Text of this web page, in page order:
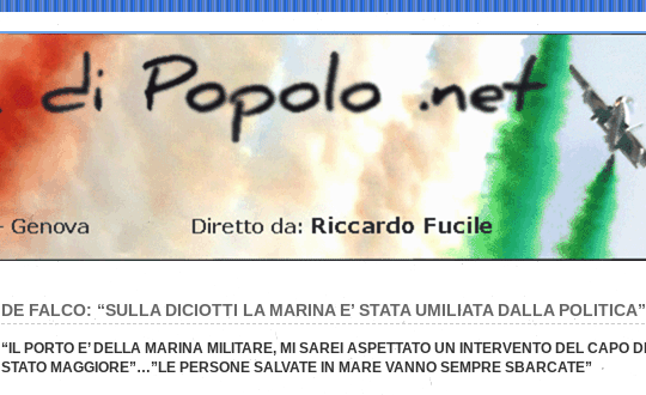
DE FALCO: “SULLA DICIOTTI LA MARINA E’ STATA UMILIATA DALLA POLITICA”
“IL PORTO E’ DELLA MARINA MILITARE, MI SAREI ASPETTATO UN INTERVENTO DEL CAPO DI
STATO MAGGIORE”…”LE PERSONE SALVATE IN MARE VANNO SEMPRE SBARCATE”